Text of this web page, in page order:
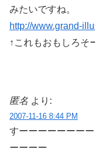
みたいですね。
http://www.grand-
↑これもおもしろそ
匿名 より:
2007-11-16 8:44 PM
すーーーーーーー
ーーーー